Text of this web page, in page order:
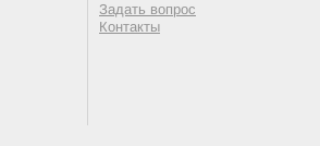
Задать вопрос
Контакты